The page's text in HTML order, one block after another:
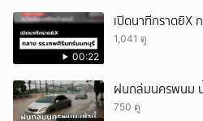
00:22
เปิดนาทีกราดยิX
1,041 ดู
ฝนถล่มนครพนม
750 ดู